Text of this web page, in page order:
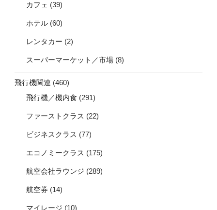
カフェ (39)
ホテル (60)
レンタカー (2)
スーパーマーケット／市場 (8)
飛行機関連 (460)
飛行機／機内食 (291)
ファーストクラス (22)
ビジネスクラス (77)
エコノミークラス (175)
航空会社ラウンジ (289)
航空券 (14)
マイレージ (10)